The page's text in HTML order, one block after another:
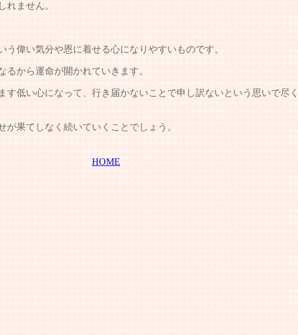
ません。
偉い気分や恩に着せる心になりやすいものです。
から運命が開かれていきます。
低い心になって、行き届かないことで申し訳ないという思いで尽
果てしなく続いていくことでしょう。
HOME